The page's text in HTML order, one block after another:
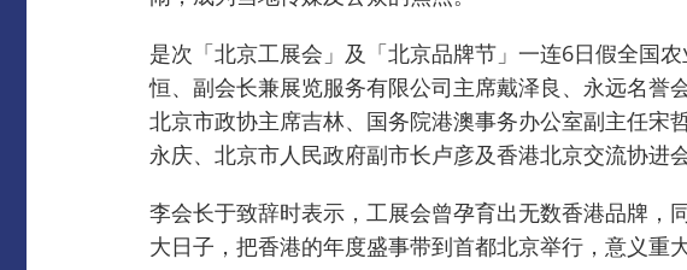
是次「北京工展会」及「北京品牌节」一连6日假全国农
恒、副会长兼展览服务有限公司主席戴泽良、永远名
北京市政协主席吉林、国务院港澳事务办公室副主任
永庆、北京市人民政府副市长卢彦及香港北京交流协进
李会长于致辞时表示，工展会​​曾孕育出无数香港品牌，
大日子，把香港的年度盛事带到首都北京举行，意义重